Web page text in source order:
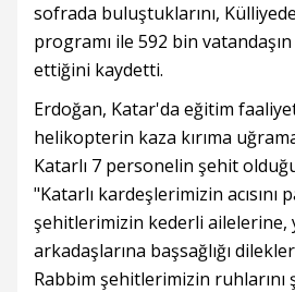
sofrada buluştuklarını,
programı ile 592 bin
ettiğini kaydetti.
Erdoğan, Katar'da eğitim
helikopterin kaza kırıma
Katarlı 7 personelin şehit
"Katarlı kardeşlerimizin acısını
şehitlerimizin kederli ailelerine,
arkadaşlarına başsağlığı
Rabbim şehitlerimizin ruhlarını